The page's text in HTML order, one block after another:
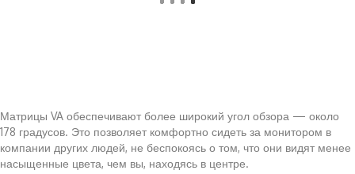
Матрицы VA обеспечивают более широкий угол обзора — около
178 градусов. Это позволяет комфортно сидеть за монитором в
компании других людей, не беспокоясь о том, что они видят менее
насыщенные цвета, чем вы, находясь в центре.